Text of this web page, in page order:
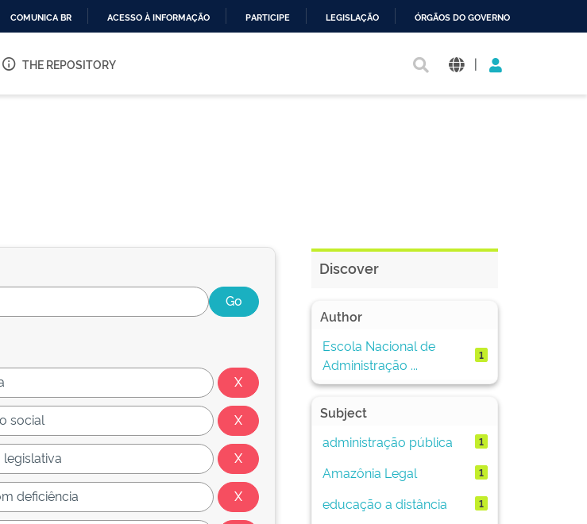
O
COMUNICA BR ACESSO À INFORMAÇÃO PARTICIPE LEGISLAÇÃO ÓRGÃOS DO GOVERNO
THE REPOSITORY |
Discover
Author
Escola Nacional de
Administração ...
1
Subject
administração pública
1
Amazônia Legal 1
educação a distância 1